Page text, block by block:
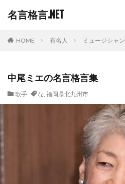
名言格言.NET
HOME 有名人 ミュージシャン
中尾ミエの名言格言集
歌手 な, 福岡県北九州市